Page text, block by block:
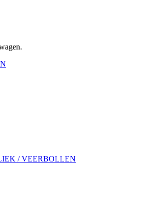
/ VEERBOLLEN